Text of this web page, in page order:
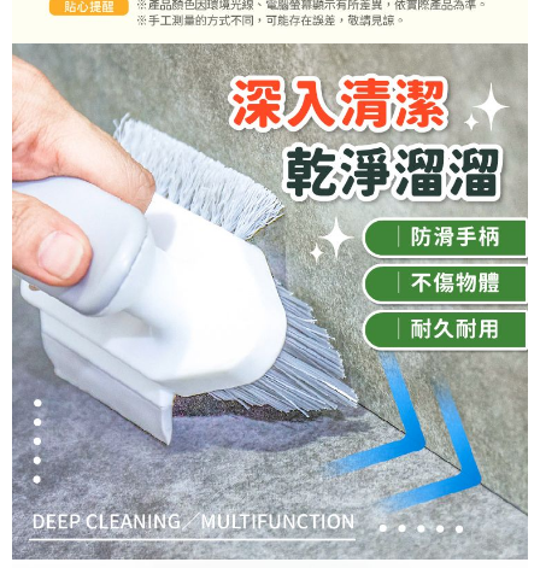
恩沛科技股份有限公司將有權停止該用戶之使用額度並採取法律行動。